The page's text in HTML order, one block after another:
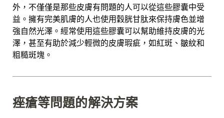
外，不僅僅是那些皮膚有問題的人可以從這些膠囊中受
益。擁有完美肌膚的人也使用穀胱甘肽來保持膚色並增
強自然光澤。經常使用這些膠囊可以幫助維持皮膚的光
澤，甚至有助於減少輕微的皮膚瑕疵，如紅斑、皺紋和
粗糙斑塊。
痤瘡等問題的解決方案